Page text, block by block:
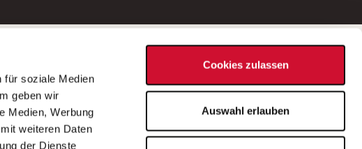
für soziale Medien
geben wir
Medien, Werbung
weiteren Daten
der Dienste
Cookies zulassen
Auswahl erlauben
Bundesland
Bei Fragen zu einer Stellenausschreibung
wenden Sie sich bitte an die*den in der
Stellenausschreibung genannte*n